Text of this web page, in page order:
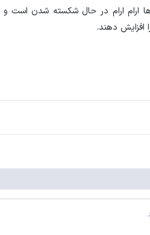
ارام ارام در حال شکسته شدن است و
افزایش دهند.